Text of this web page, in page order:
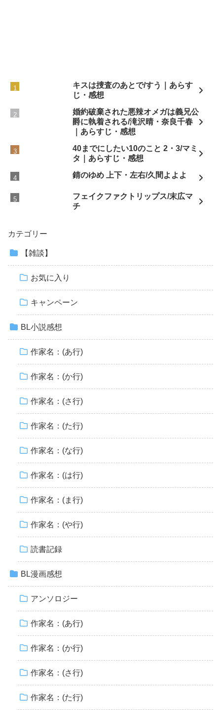
キスは捜査のあとで/すう｜あらす
じ・感想
婚約破棄された悪辣オメガは義兄公
爵に執着される/滝沢晴・奈良千春
｜あらすじ・感想
40までにしたい10のこと 2・3/マミ
タ｜あらすじ・感想
錆のゆめ 上下・左右/久間よよよ
フェイクファクトリップス/末広マ
チ
カテゴリー
【雑談】
お気に入り
キャンペーン
BL小説感想
作家名：(あ行)
作家名：(か行)
作家名：(さ行)
作家名：(た行)
作家名：(な行)
作家名：(は行)
作家名：(ま行)
作家名：(や行)
読書記録
BL漫画感想
アンソロジー
作家名：(あ行)
作家名：(か行)
作家名：(さ行)
作家名：(た行)